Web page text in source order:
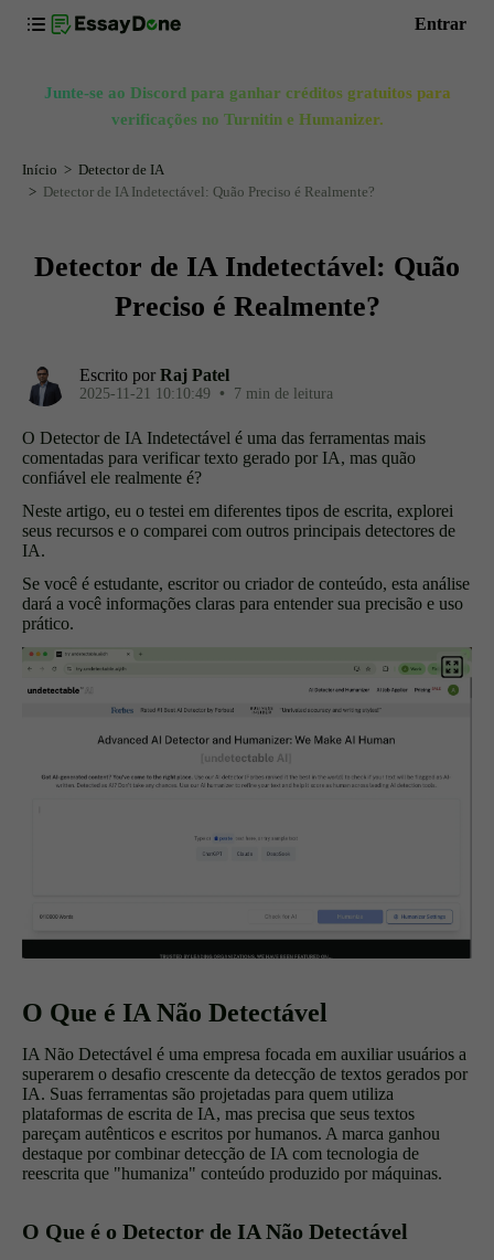
Entrar
Junte-se ao Discord para ganhar créditos gratuitos para
verificações no Turnitin e Humanizer.
Início
Detector de IA
Detector de IA Indetectável: Quão Preciso é Realmente?
Detector de IA Indetectável: Quão
Preciso é Realmente?
Escrito por Raj Patel
2025-11-21 10:10:49 • 7 min de leitura
O Detector de IA Indetectável é uma das ferramentas mais
comentadas para verificar texto gerado por IA, mas quão
confiável ele realmente é?
Neste artigo, eu o testei em diferentes tipos de escrita, explorei
seus recursos e o comparei com outros principais detectores de
IA.
Se você é estudante, escritor ou criador de conteúdo, esta análise
dará a você informações claras para entender sua precisão e uso
prático.
O Que é IA Não Detectável
IA Não Detectável é uma empresa focada em auxiliar usuários a
superarem o desafio crescente da detecção de textos gerados por
IA. Suas ferramentas são projetadas para quem utiliza
plataformas de escrita de IA, mas precisa que seus textos
pareçam autênticos e escritos por humanos. A marca ganhou
destaque por combinar detecção de IA com tecnologia de
reescrita que "humaniza" conteúdo produzido por máquinas.
O Que é o Detector de IA Não Detectável